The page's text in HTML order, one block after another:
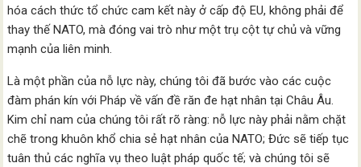
hóa cách thức tổ chức cam kết này ở cấp độ EU, không phải để
thay thế NATO, mà đóng vai trò như một trụ cột tự chủ và vững
mạnh của liên minh.
Là một phần của nỗ lực này, chúng tôi đã bước vào các cuộc
đàm phán kín với Pháp về vấn đề răn đe hạt nhân tại Châu Âu.
Kim chỉ nam của chúng tôi rất rõ ràng: nỗ lực này phải nằm chặt
chẽ trong khuôn khổ chia sẻ hạt nhân của NATO; Đức sẽ tiếp tục
tuân thủ các nghĩa vụ theo luật pháp quốc tế; và chúng tôi sẽ